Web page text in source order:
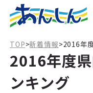
TOP>新着情報>2016年
2016年度
ンキング